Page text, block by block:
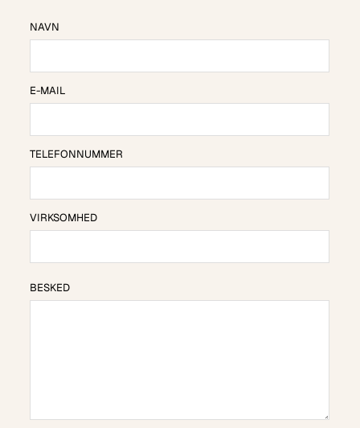
NAVN
E-MAIL
TELEFONNUMMER
VIRKSOMHED
BESKED
BESKED